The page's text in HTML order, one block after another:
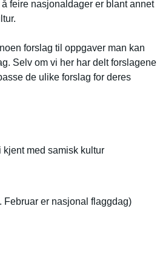
å feire nasjonaldager er blant annet
forslag til oppgaver man kan
Selv om vi her har delt forslagene
de ulike forslag for deres
kjent med samisk kultur
Februar er nasjonal flaggdag)